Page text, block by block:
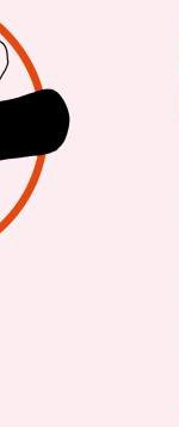
wartet
für den
Till
kritisierte
Initiative